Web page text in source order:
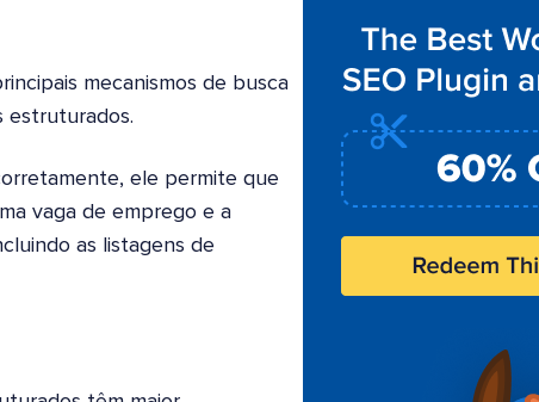
mecanismos de busca
estruturados.
ele permite que
vaga de emprego e a
as listagens de